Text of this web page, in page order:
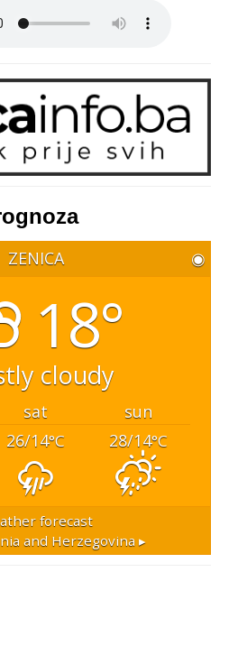
ZENICA ◉
18°
cloudy
sat
sun
26/14°C 28/14°C
forecast
and Herzegovina ▸